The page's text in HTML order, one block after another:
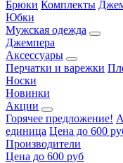
Брюки Комплекты
Юбки
Мужская одежда
Джемпера
Аксессуары
Перчатки и варежки
Носки
Новинки
Акции
Горячее предложение!
единица Цена до 600
Производители
Цена до 600 руб